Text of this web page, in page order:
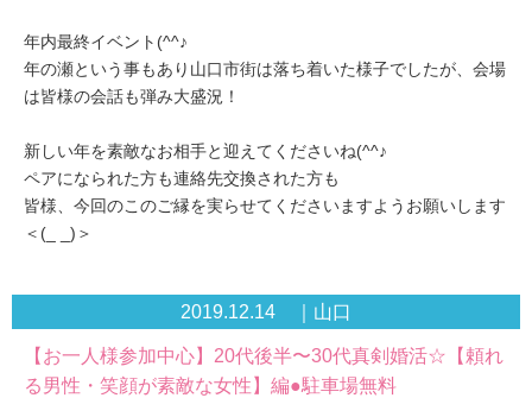
年内最終イベント(^^♪
年の瀬という事もあり山口市街は落ち着いた様子でしたが、会場
は皆様の会話も弾み大盛況！
新しい年を素敵なお相手と迎えてくださいね(^^♪
ペアになられた方も連絡先交換された方も
皆様、今回のこのご縁を実らせてくださいますようお願いします
＜(_ _)＞
2019.12.14 ｜山口
【お一人様参加中心】20代後半〜30代真剣婚活☆【頼れ
る男性・笑顔が素敵な女性】編●駐車場無料